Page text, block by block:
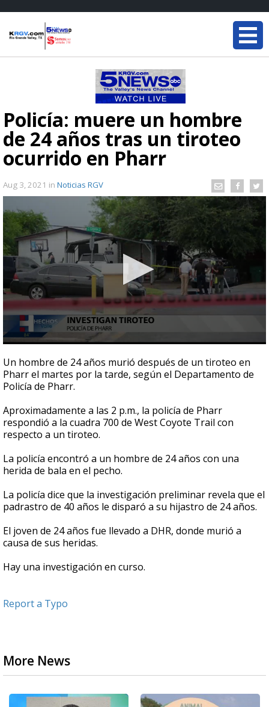
Policía: muere un hombre
de 24 años tras un tiroteo
ocurrido en Pharr
Aug 3, 2021 in Noticias RGV
seconds
of
51
seconds
Un hombre de 24 años murió después de un tiroteo en
Pharr el martes por la tarde, según el Departamento de
Policía de Pharr.
Aproximadamente a las 2 p.m., la policía de Pharr
respondió a la cuadra 700 de West Coyote Trail con
respecto a un tiroteo.
La policía encontró a un hombre de 24 años con una
herida de bala en el pecho.
La policía dice que la investigación preliminar revela que el
padrastro de 40 años le disparó a su hijastro de 24 años.
El joven de 24 años fue llevado a DHR, donde murió a
causa de sus heridas.
Hay una investigación en curso.
Report a Typo
More News